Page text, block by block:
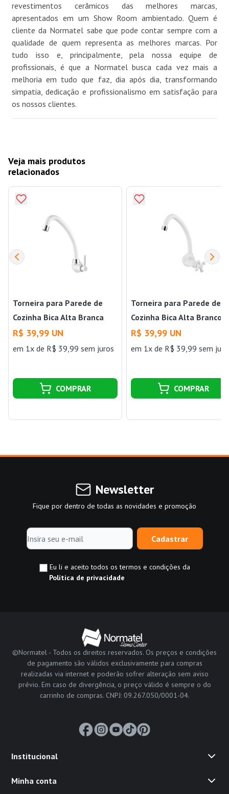
revestimentos cerâmicos das melhores marcas,
apresentados em um Show Room ambientado. Quem é
cliente da Normatel sabe que pode contar sempre com a
qualidade de quem representa as melhores marcas. Por
tudo isso e, principalmente, pela nossa equipe de
profissionais, é que a Normatel busca cada vez mais a
melhoria em tudo que faz, dia após dia, transformando
simpatia, dedicação e profissionalismo em satisfação para
os nossos clientes.
Veja mais produtos
relacionados
Torneira para Parede de
Cozinha Bica Alta Branca
Lagune Viqua
R$ 39,99 UN
em 1x de R$ 39,99 sem juros
COMPRAR
Torneira para Parede de
Cozinha Bica Alta Branco
Marujá Viqua
R$ 39,99 UN
em 1x de R$ 39,99 sem
COMPRAR
Newsletter
Fique por dentro de todas as novidades e promoção
Cadastrar
Eu li e aceito todos os termos e condições da
Política de privacidade
©Normatel - Todos os direitos reservados. Os preços e condições
de pagamento são válidos exclusivamente para compras
realizadas via internet e poderão sofrer alteração sem aviso
prévio. Em caso de divergência, o preço válido é sempre o do
carrinho de compras. CNPJ: 09.267.050/0001-04.
Institucional
Minha conta